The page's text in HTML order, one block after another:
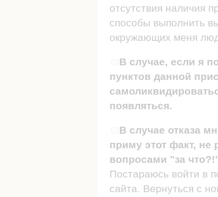
отсутствия наличия
способы выполнить
окружающих меня
В случае, если я
пунктов данной
появляться.
В случае отказа
приму этот факт, не
вопросами "за
Постараюсь войти в
сайта. Вернуться с